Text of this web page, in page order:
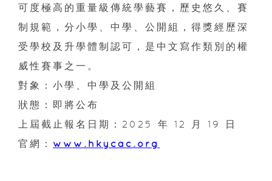
可度極高的重量級傳統學藝賽，歷史悠久、賽
制規範，分小學、中學、公開組，得獎經歷深
受學校及升學體制認可，是中文寫作類別的權
威性賽事之一。
對象：小學、中學及公開組
狀態：即將公布
上屆截止報名日期：2025 年 12 月 19 日
官網： www.hkycac.org